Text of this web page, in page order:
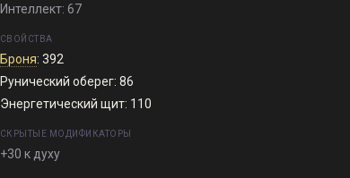
Интеллект: 67
СВОЙСТВА
Броня: 392
Рунический оберег: 86
Энергетический щит: 110
СКРЫТЫЕ МОДИФИКАТОРЫ
+30 к духу